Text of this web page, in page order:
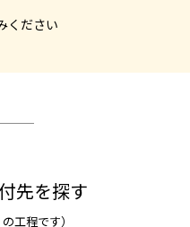
ください
先を探す
の工程です）